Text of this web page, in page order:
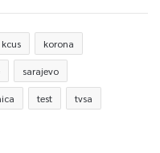
kcus korona
sarajevo
test tvsa